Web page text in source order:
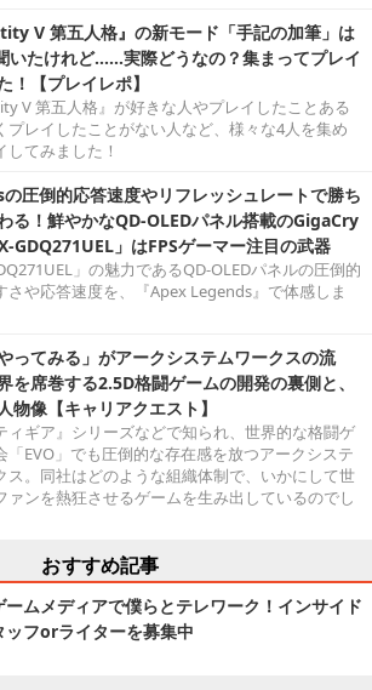
V 第五人格』の新モード「手記の加筆」は
いたけれど……実際どうなの？集まってプレイ
！【プレイレポ】
V 第五人格』が好きな人やプレイしたことある
プレイしたことがない人など、様々な4人を集め
してみました！
圧倒的応答速度やリフレッシュレートで勝ち
る！鮮やかなQD-OLEDパネル搭載のGigaCry
GDQ271UEL」はFPSゲーマー注目の武器
」の魅力であるQD-OLEDパネルの圧倒的
さや応答速度を、『Apex Legends』で体感しま
やってみる」がアークシステムワークスの流
を席巻する2.5D格闘ゲームの開発の裏側と、
物像【キャリアクエスト】
ィギア』シリーズなどで知られ、世界的な格闘ゲ
「EVO」でも圧倒的な存在感を放つアークシステ
ス。同社はどのような組織体制で、いかにして世
ァンを熱狂させるゲームを生み出しているのでし
おすすめ記事
ームメディアで僕らとテレワーク！インサイド
ッフorライターを募集中